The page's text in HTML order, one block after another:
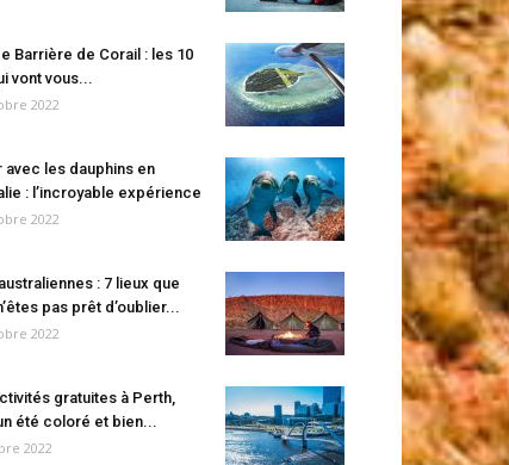
Barrière de Corail : les 10
vont vous...
2022
avec les dauphins en
: l’incroyable expérience
2022
: 7 lieux que
pas prêt d’oublier...
2022
gratuites à Perth,
été coloré et bien...
2022